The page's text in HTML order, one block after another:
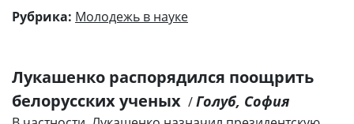
Рубрика: Молодежь в науке
Лукашенко распорядился поощрить
белорусских ученых /Голуб, София